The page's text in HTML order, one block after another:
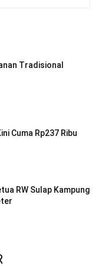
Tradisional
Cuma Rp237 Ribu
RW Sulap Kampung